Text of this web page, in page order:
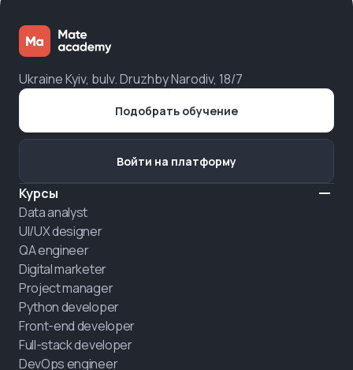
Ukraine Kyiv, bulv. Druzhby Narodiv, 18/7
Курсы
Data analyst
UI/UX designer
QA engineer
Digital marketer
Project manager
Python developer
Front-end developer
Full-stack developer
DevOps engineer
Подобрать обучение
Войти на платформу